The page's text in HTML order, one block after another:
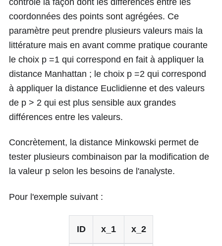
coordonnées des points sont agrégées. Ce
paramètre peut prendre plusieurs valeurs mais la
littérature mais en avant comme pratique courante
le choix p =1 qui correspond en fait à appliquer la
distance Manhattan ; le choix p =2 qui correspond
à appliquer la distance Euclidienne et des valeurs
de p > 2 qui est plus sensible aux grandes
différences entre les valeurs.
Concrètement, la distance Minkowski permet de
tester plusieurs combinaison par la modification de
la valeur p selon les besoins de l'analyste.
Pour l'exemple suivant :
ID x_1 x_2